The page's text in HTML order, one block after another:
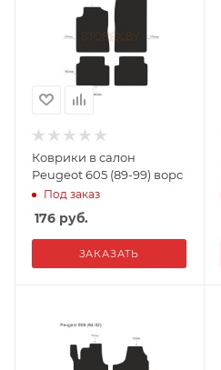
Коврики в салон
Peugeot 605 (89-99) ворс
Под заказ
176 руб.
ЗАКАЗАТЬ